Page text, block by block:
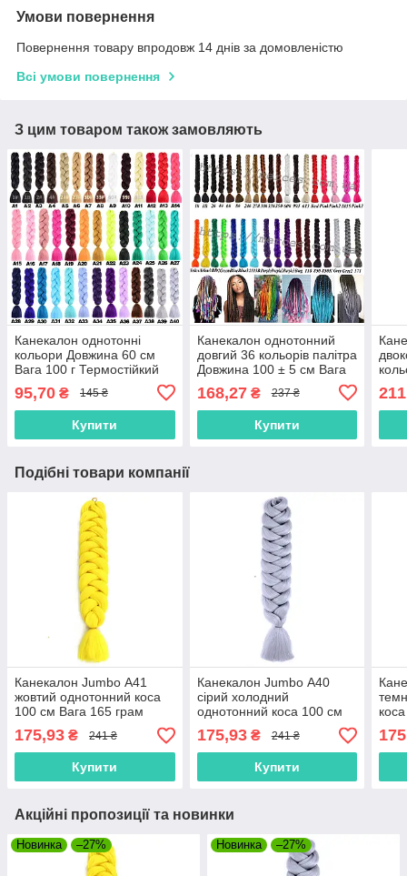
Умови повернення
Повернення товару впродовж 14 днів за домовленістю
Всі умови повернення
З цим товаром також замовляють
Канекалон однотонні
кольори Довжина 60 см
Вага 100 г Термостійкий
95,70 ₴ 145 ₴
Купити
Канекалон однотонний
довгий 36 кольорів палітра
Довжина 100 ± 5 см Вага
коса Jumbo
168,27₴ 237 ₴
Купити
Подібні товари компанії
Канекалон Jumbo А41
жовтий однотонний коса
100 см Вага 165 грам
Термостійкий
175,93 ₴ 241 ₴
Купити
Канекалон Jumbo А40
сірий холодний
однотонний коса 100 см
Вага 165 грам
Термостійкий
175,93₴ 241 ₴
Купити
Акційні пропозиції та новинки
Новинка –27% Новинка –27%